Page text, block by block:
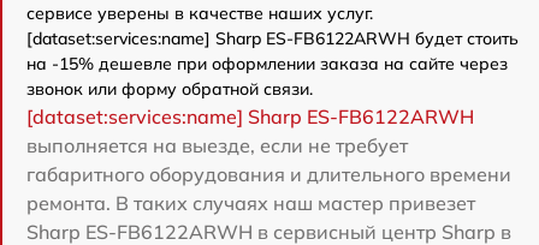
сервисе уверены в качестве наших услуг.
[dataset:services:name] Sharp ES-FB6122ARWH будет стоить
на -15% дешевле при оформлении заказа на сайте через
звонок или форму обратной связи.
[dataset:services:name] Sharp ES-FB6122ARWH
выполняется на выезде, если не требует
габаритного оборудования и длительного времени
ремонта. В таких случаях наш мастер привезет
Sharp ES-FB6122ARWH в сервисный центр Sharp в